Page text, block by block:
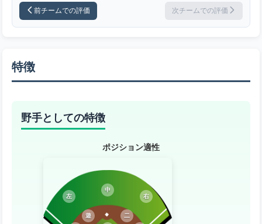
前チームでの評価 次チームでの評価
特徴
野手としての特徴
ポジション適性
二
遊
左
中
右